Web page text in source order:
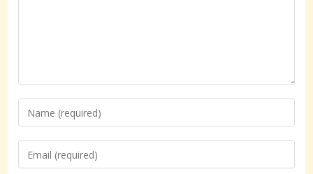
Enter
your
name
Enter
your